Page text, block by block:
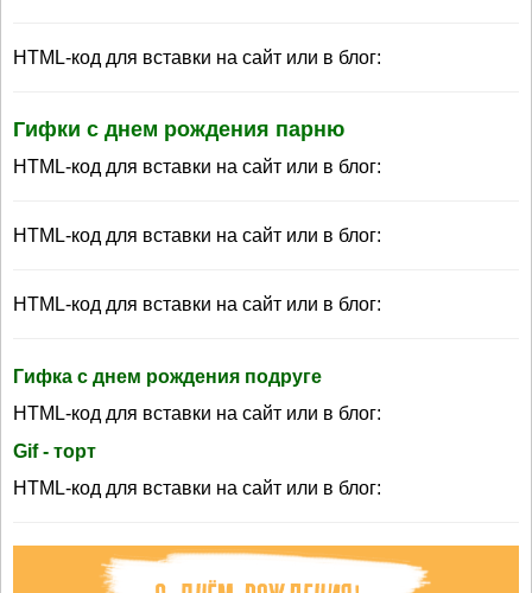
HTML-код для вставки на сайт или в блог:
Гифки с днем рождения парню
HTML-код для вставки на сайт или в блог:
HTML-код для вставки на сайт или в блог:
HTML-код для вставки на сайт или в блог:
Гифка с днем рождения подруге
HTML-код для вставки на сайт или в блог:
Gif - торт
HTML-код для вставки на сайт или в блог: